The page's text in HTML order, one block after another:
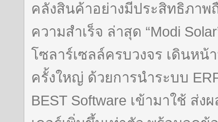
คลังสินค้าอย่างมีประสิทธิภาพ
ความสำเร็จ ล่าสุด “Modi
โซลาร์เซลล์ครบวงจร เดินหน้
ครั้งใหญ่ ด้วยการนำระบบ
BEST Software เข้ามาใช้ ส่ง